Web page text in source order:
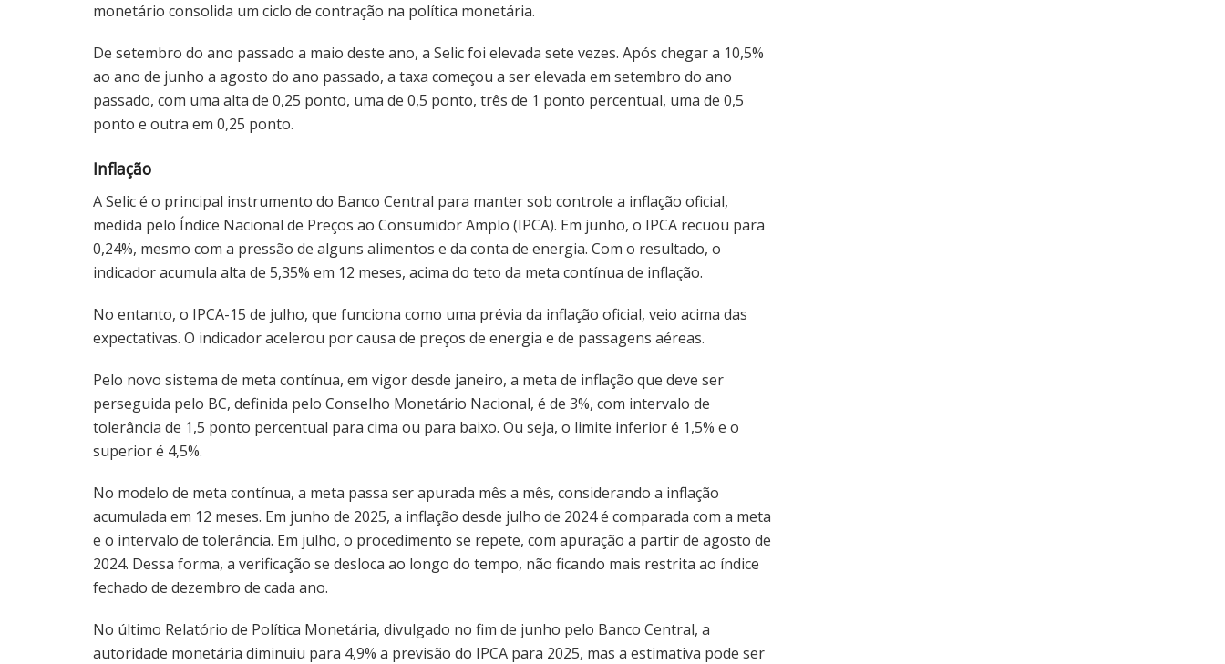
monetário consolida um ciclo de contração na política monetária.
De setembro do ano passado a maio deste ano, a Selic foi elevada sete vezes. Após chegar a 10,5%
ao ano de junho a agosto do ano passado, a taxa começou a ser elevada em setembro do ano
passado, com uma alta de 0,25 ponto, uma de 0,5 ponto, três de 1 ponto percentual, uma de 0,5
ponto e outra em 0,25 ponto.
Inflação
A Selic é o principal instrumento do Banco Central para manter sob controle a inflação oficial,
medida pelo Índice Nacional de Preços ao Consumidor Amplo (IPCA). Em junho, o IPCA recuou para
0,24%, mesmo com a pressão de alguns alimentos e da conta de energia. Com o resultado, o
indicador acumula alta de 5,35% em 12 meses, acima do teto da meta contínua de inflação.
No entanto, o IPCA-15 de julho, que funciona como uma prévia da inflação oficial, veio acima das
expectativas. O indicador acelerou por causa de preços de energia e de passagens aéreas.
Pelo novo sistema de meta contínua, em vigor desde janeiro, a meta de inflação que deve ser
perseguida pelo BC, definida pelo Conselho Monetário Nacional, é de 3%, com intervalo de
tolerância de 1,5 ponto percentual para cima ou para baixo. Ou seja, o limite inferior é 1,5% e o
superior é 4,5%.
No modelo de meta contínua, a meta passa ser apurada mês a mês, considerando a inflação
acumulada em 12 meses. Em junho de 2025, a inflação desde julho de 2024 é comparada com a meta
e o intervalo de tolerância. Em julho, o procedimento se repete, com apuração a partir de agosto de
2024. Dessa forma, a verificação se desloca ao longo do tempo, não ficando mais restrita ao índice
fechado de dezembro de cada ano.
No último Relatório de Política Monetária, divulgado no fim de junho pelo Banco Central, a
autoridade monetária diminuiu para 4,9% a previsão do IPCA para 2025, mas a estimativa pode ser